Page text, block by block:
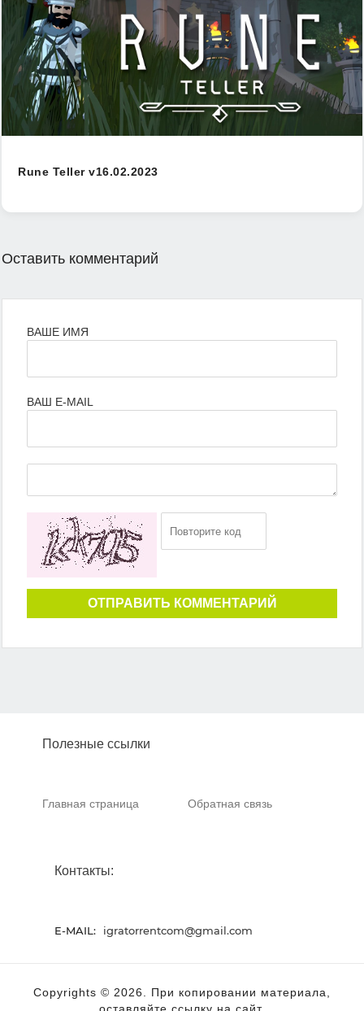
Rune Teller v16.02.2023
Оставить комментарий
ВАШЕ ИМЯ
ВАШ E-MAIL
ОТПРАВИТЬ КОММЕНТАРИЙ
Полезные ссылки
Главная страница Обратная связь
Контакты:
E-MAIL: igratorrentcom@gmail.com
Copyrights © 2026. При копировании материала,